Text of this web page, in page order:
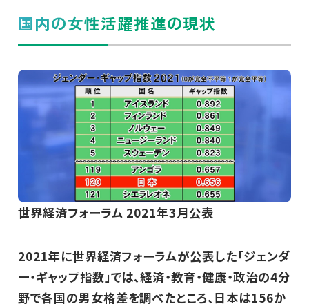
国内の女性活躍推進の現状
世界経済フォーラム 2021年3月公表
2021年に世界経済フォーラムが公表した「ジェンダ
ー・ギャップ指数」では、経済・教育・健康・政治の4分
野で各国の男女格差を調べたところ、日本は156か